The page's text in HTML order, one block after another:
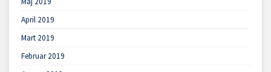
April 2019
Mart 2019
Februar 2019